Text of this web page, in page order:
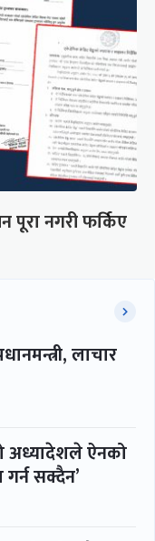
पूरा नगरी फर्किए
लाचार
अध्यादेशले ऐनको
गर्न सक्दैन’